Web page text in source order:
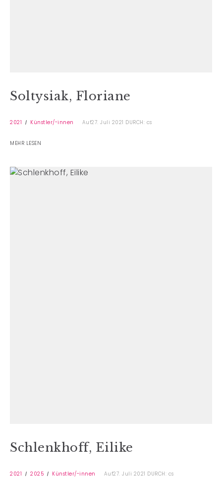
Soltysiak, Floriane
2021 Künstler/-innen Auf27. Juli 2021 DURCH: cs
MEHR LESEN
Schlenkhoff, Eilike
2021 2025 Künstler/-innen Auf27. Juli 2021 DURCH: cs